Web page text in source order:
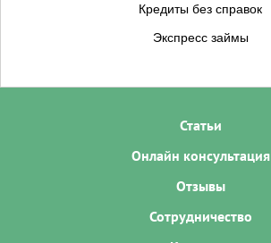
Кредиты без справок
Экспресс займы
Статьи
Онлайн консультация
Отзывы
Сотрудничество